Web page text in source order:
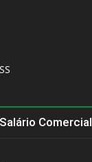
Salário Comercial